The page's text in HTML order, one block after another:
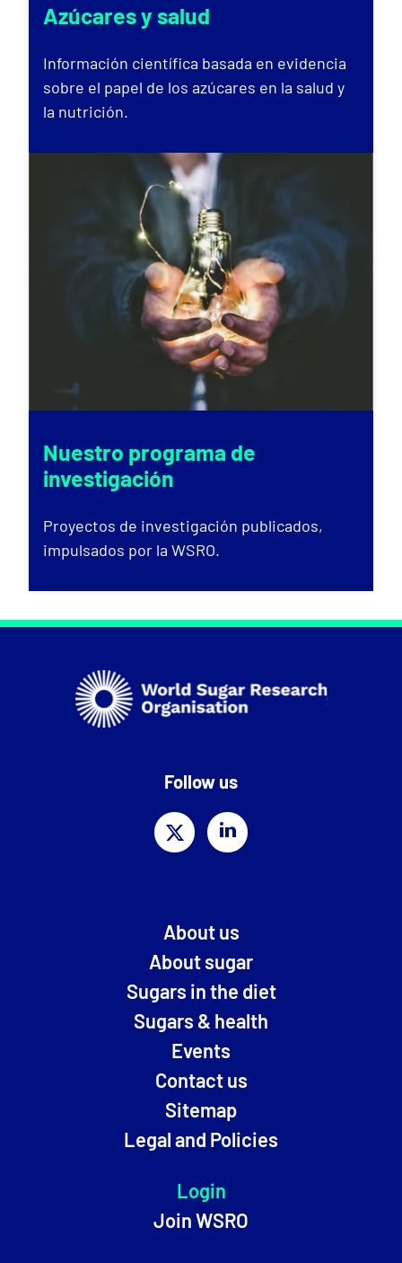
Azúcares y salud
Información científica basada en evidencia
sobre el papel de los azúcares en la salud y
la nutrición.
Nuestro programa de
investigación
Proyectos de investigación publicados,
impulsados por la WSRO.
Follow us
About us
About sugar
Sugars in the diet
Sugars & health
Events
Contact us
Sitemap
Legal and Policies
Login
Join WSRO